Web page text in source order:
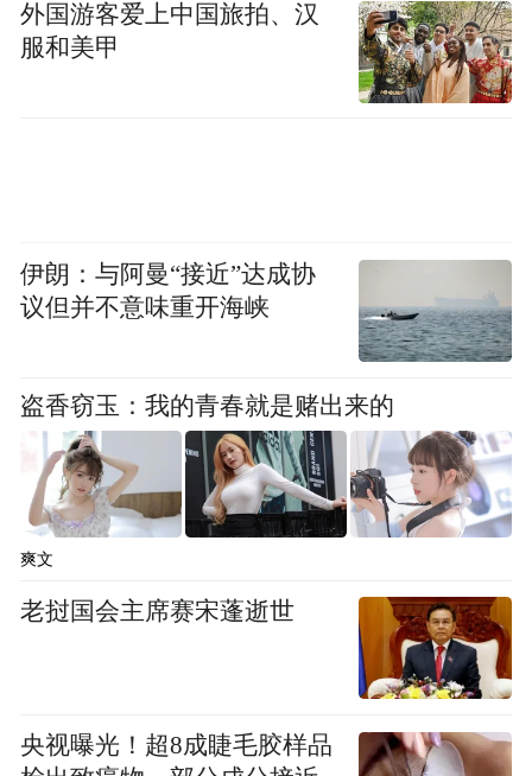
白雪飞 摄
外国游客爱上中国旅拍、汉
服和美甲
伊朗：与阿曼“接近”达成协
议但并不意味重开海峡
盗香窃玉：我的青春就是赌出来的
爽文
老挝国会主席赛宋蓬逝世
央视曝光！超8成睫毛胶样品